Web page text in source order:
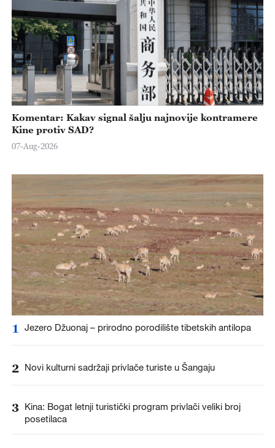
Komentar: Kakav signal šalju najnovije kontramere
Kine protiv SAD?
07-Aug-2026
1 Jezero Džuonaj – prirodno porodilište tibetskih antilopa
2 Novi kulturni sadržaji privlače turiste u Šangaju
3 Kina: Bogat letnji turistički program privlači veliki broj
posetilaca